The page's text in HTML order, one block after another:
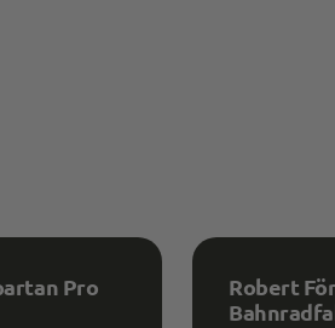
Pro
Robert